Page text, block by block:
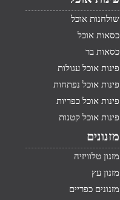
שולחנות אוכל
כסאות אוכל
כסאות בר
פינות אוכל עגולות
פינות אוכל נפתחות
פינות אוכל כפריות
פינות אוכל קטנות
מזנונים
מזנון טלוויזיה
מזנון עץ
מזנונים כפריים